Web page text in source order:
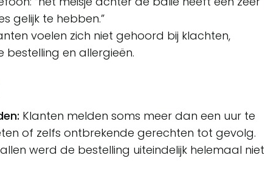
gelijk te hebben.”
voelen zich niet gehoord bij klachten,
bestelling en allergieën.
Klanten melden soms meer dan een uur te
of zelfs ontbrekende gerechten tot gevolg.
werd de bestelling uiteindelijk helemaal niet